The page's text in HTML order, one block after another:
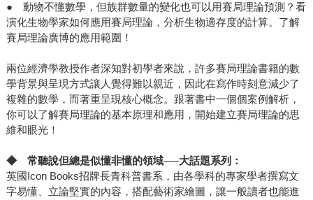
● 動物不懂數學，但族群數量的變化也可以用賽局理論預測？看
演化生物學家如何應用賽局理論，分析生物適存度的計算。了解
賽局理論廣博的應用範圍！
兩位經濟學教授作者深知對初學者來說，許多賽局理論書籍的數
學背景與呈現方式讓人覺得難以親近，因此在寫作時刻意減少了
複雜的數學，而著重呈現核心概念。跟著書中一個個案例解析，
你可以了解賽局理論的基本原理和應用，開始建立賽局理論的思
維和眼光！
◆常聽說但總是似懂非懂的領域──大話題系列：
英國Icon Books招牌長青科普書系，由各學科的專家學者撰寫文
字易懂、立論堅實的內容，搭配藝術家繪圖，讓一般讀者也能進